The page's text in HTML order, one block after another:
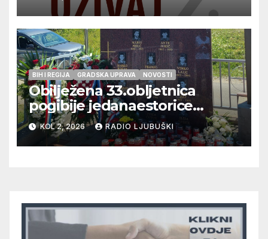
glazbu
BIH I REGIJA GRADSKA UPRAVA NOVOSTI
Obilježena 33.obljetnica
pogibije jedanaestorice
ljubuških branitelja
KOL 2, 2026 RADIO LJUBUŠKI